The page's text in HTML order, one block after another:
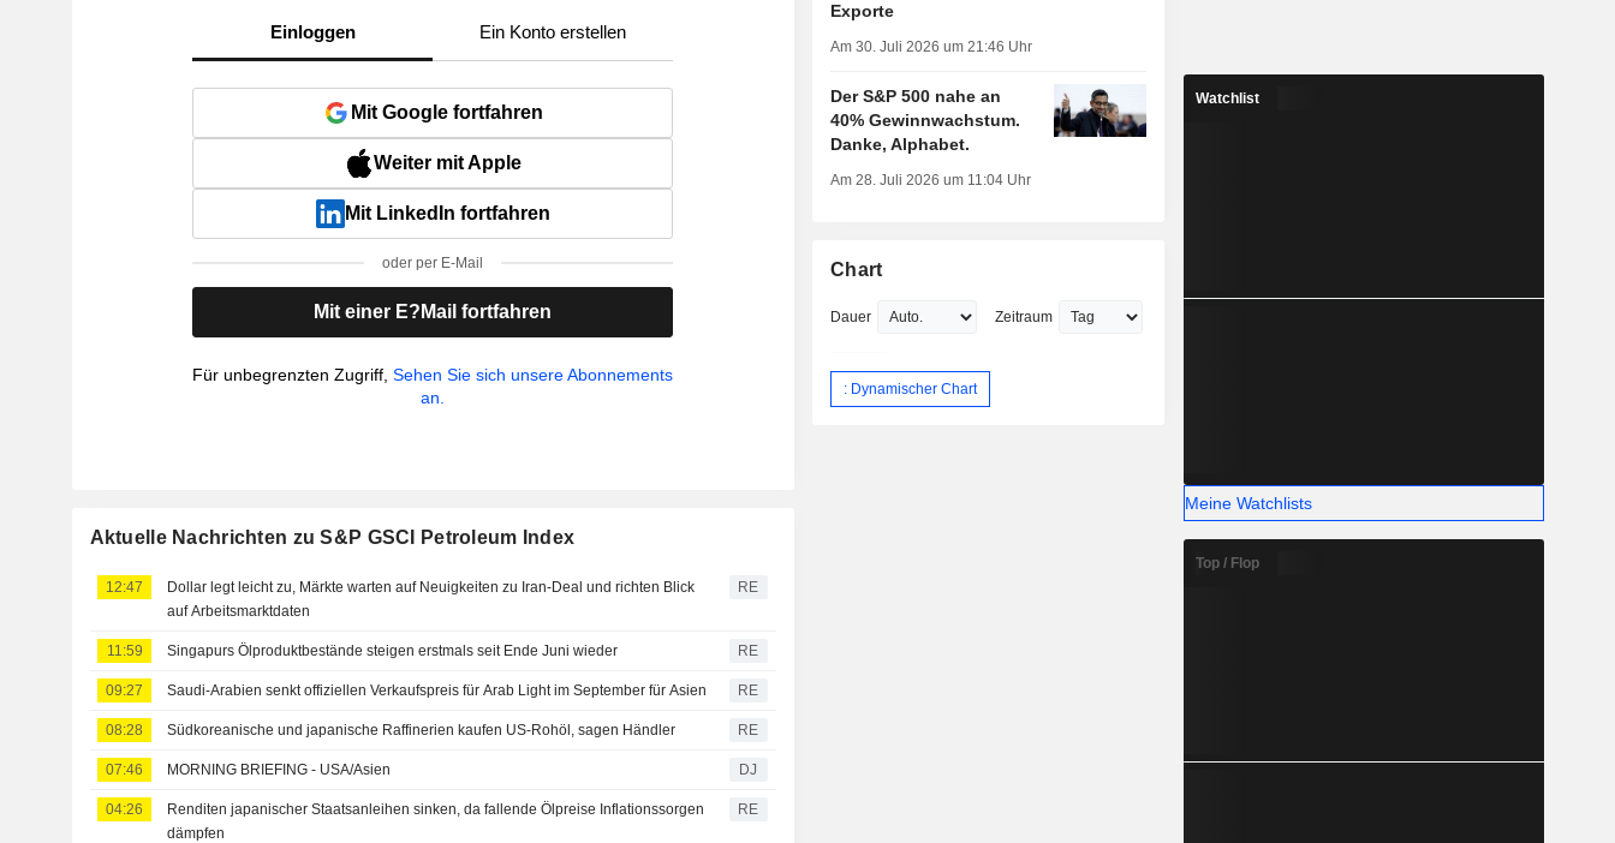
Einloggen Ein Konto erstellen
Mit Google fortfahren
Weiter mit Apple
Mit LinkedIn fortfahren
oder per E-Mail
Mit einer E?Mail fortfahren
Für unbegrenzten Zugriff,Sehen Sie sich unsere Abonnements
an.
Aktuelle Nachrichten zu S&P GSCI Petroleum Index
12:47
Dollar legt leicht zu, Märkte warten auf Neuigkeiten zu Iran-Deal und richten Blick
auf Arbeitsmarktdaten
RE
11:59 Singapurs Ölproduktbestände steigen erstmals seit Ende Juni wieder RE
09:27 Saudi-Arabien senkt offiziellen Verkaufspreis für Arab Light im September für Asien RE
08:28 Südkoreanische und japanische Raffinerien kaufen US-Rohöl, sagen Händler RE
07:46 MORNING BRIEFING - USA/Asien DJ
04:26
Renditen japanischer Staatsanleihen sinken, da fallende Ölpreise Inflationssorgen
dämpfen
RE
Exporte
Am 30. Juli 2026 um 21:46 Uhr
Der S&P 500 nahe an
40% Gewinnwachstum.
Danke, Alphabet.
Am 28. Juli 2026 um 11:04 Uhr
Chart
Dauer Zeitraum
: Dynamischer Chart
Watchlist
Meine Watchlists
Top / Flop